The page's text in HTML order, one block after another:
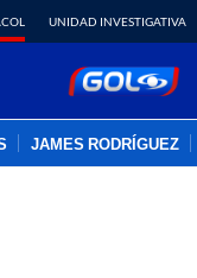
UNIDAD INVESTIGATIVA
JAMES RODRÍGUEZ